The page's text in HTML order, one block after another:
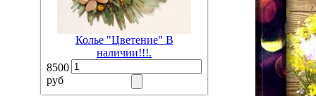
Колье "Цветение" В
наличии!!!.
8500
руб